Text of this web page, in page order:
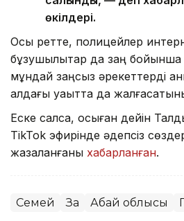
өкілдері.
Осы ретте, полицейлер
бұзушылықтар да заң бойынша
мұндай заңсыз әрекеттерді
алдағы уақытта да
Еске салсақ, осыған дейін
TikTok эфирінде әдепсіз
жазаланғаны хабарланған.
Семей Заң Абай облысы